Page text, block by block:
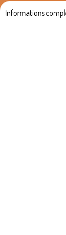
Informations